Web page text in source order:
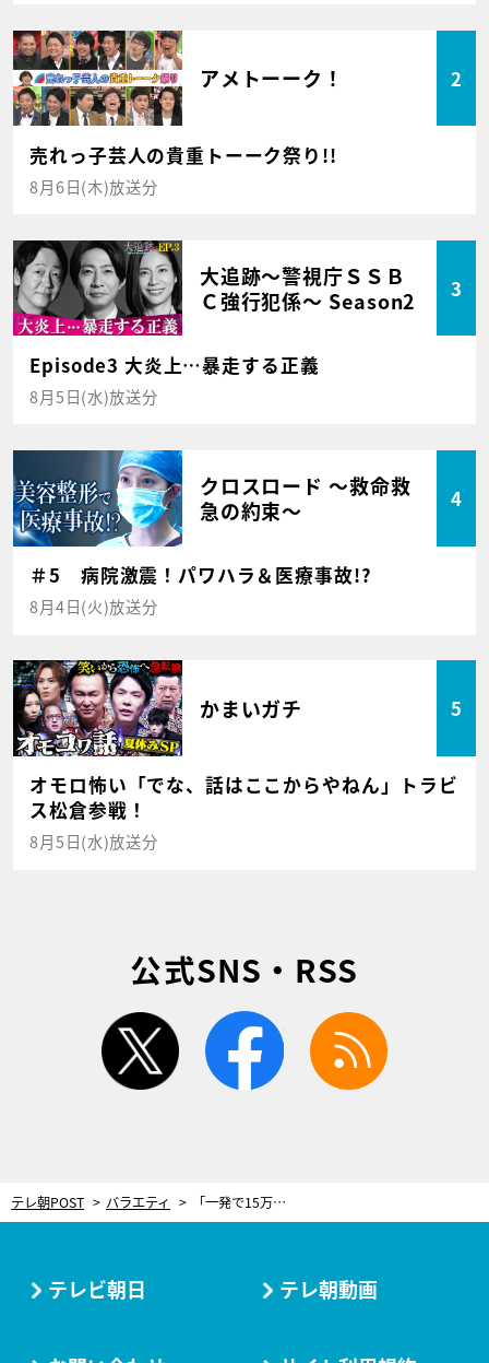
アメトーーク！ 2
売れっ子芸人の貴重トーーク祭り!!
8月6日(木)放送分
大追跡～警視庁ＳＳＢ
Ｃ強行犯係～ Season2
3
Episode3 大炎上…暴走する正義
8月5日(水)放送分
クロスロード ～救命救
急の約束～
4
＃5 病院激震！パワハラ＆医療事故!?
8月4日(火)放送分
かまいガチ 5
オモロ怖い「でな、話はここからやねん」トラビ
ス松倉参戦！
8月5日(水)放送分
公式SNS・RSS
twitter facebook
テレ朝POST バラエティ 「一発で15万円…」若手芸人の“稼ぎ方”にウエストランド井口「もうお笑いとかどうでもよくなったんすよ」
テレビ朝日 テレ朝動画